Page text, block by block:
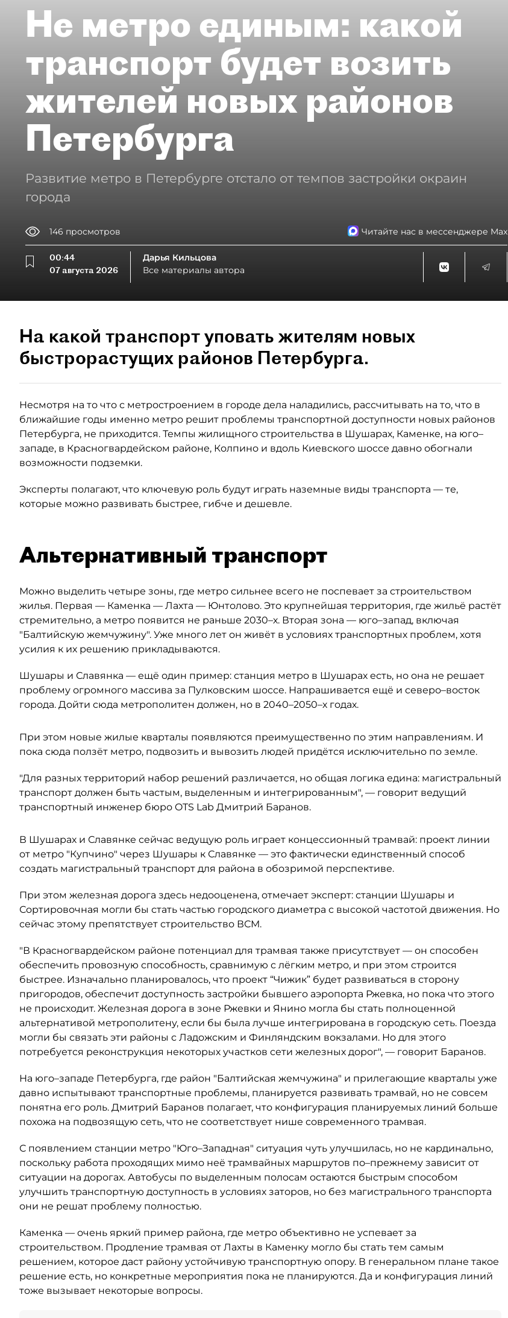
Не метро единым: какой
транспорт будет возить
жителей новых районов
Петербурга
Развитие метро в Петербурге отстало от темпов застройки окраин
города
146 просмотров Читайте нас в мессенджере Max
00:44
07 августа 2026
Дарья Кильцова
Все материалы автора
На какой транспорт уповать жителям новых
быстрорастущих районов Петербурга.
Несмотря на то что с метростроением в городе дела наладились, рассчитывать на то, что в
ближайшие годы именно метро решит проблемы транспортной доступности новых районов
Петербурга, не приходится. Темпы жилищного строительства в Шушарах, Каменке, на юго–
западе, в Красногвардейском районе, Колпино и вдоль Киевского шоссе давно обогнали
возможности подземки.
Эксперты полагают, что ключевую роль будут играть наземные виды транспорта — те,
которые можно развивать быстрее, гибче и дешевле.
Альтернативный транспорт
Можно выделить четыре зоны, где метро сильнее всего не поспевает за строительством
жилья. Первая — Каменка — Лахта — Юнтолово. Это крупнейшая территория, где жильё растёт
стремительно, а метро появится не раньше 2030–х. Вторая зона — юго–запад, включая
"Балтийскую жемчужину". Уже много лет он живёт в условиях транспортных проблем, хотя
усилия к их решению прикладываются.
Шушары и Славянка — ещё один пример: станция метро в Шушарах есть, но она не решает
проблему огромного массива за Пулковским шоссе. Напрашивается ещё и северо–восток
города. Дойти сюда метрополитен должен, но в 2040–2050–х годах.
При этом новые жилые кварталы появляются преимущественно по этим направлениям. И
пока сюда ползёт метро, подвозить и вывозить людей придётся исключительно по земле.
"Для разных территорий набор решений различается, но общая логика едина: магистральный
транспорт должен быть частым, выделенным и интегрированным", — говорит ведущий
транспортный инженер бюро OTS Lab Дмитрий Баранов.
В Шушарах и Славянке сейчас ведущую роль играет концессионный трамвай: проект линии
от метро "Купчино" через Шушары к Славянке — это фактически единственный способ
создать магистральный транспорт для района в обозримой перспективе.
При этом железная дорога здесь недооценена, отмечает эксперт: станции Шушары и
Сортировочная могли бы стать частью городского диаметра с высокой частотой движения. Но
сейчас этому препятствует строительство ВСМ.
"В Красногвардейском районе потенциал для трамвая также присутствует — он способен
обеспечить провозную способность, сравнимую с лёгким метро, и при этом строится
быстрее. Изначально планировалось, что проект “Чижик” будет развиваться в сторону
пригородов, обеспечит доступность застройки бывшего аэропорта Ржевка, но пока что этого
не происходит. Железная дорога в зоне Ржевки и Янино могла бы стать полноценной
альтернативой метрополитену, если бы была лучше интегрирована в городскую сеть. Поезда
могли бы связать эти районы с Ладожским и Финляндским вокзалами. Но для этого
потребуется реконструкция некоторых участков сети железных дорог", — говорит Баранов.
На юго–западе Петербурга, где район "Балтийская жемчужина" и прилегающие кварталы уже
давно испытывают транспортные проблемы, планируется развивать трамвай, но не совсем
понятна его роль. Дмитрий Баранов полагает, что конфигурация планируемых линий больше
похожа на подвозящую сеть, что не соответствует нише современного трамвая.
С появлением станции метро "Юго–Западная" ситуация чуть улучшилась, но не кардинально,
поскольку работа проходящих мимо неё трамвайных маршрутов по–прежнему зависит от
ситуации на дорогах. Автобусы по выделенным полосам остаются быстрым способом
улучшить транспортную доступность в условиях заторов, но без магистрального транспорта
они не решат проблему полностью.
Каменка — очень яркий пример района, где метро объективно не успевает за
строительством. Продление трамвая от Лахты в Каменку могло бы стать тем самым
решением, которое даст району устойчивую транспортную опору. В генеральном плане такое
решение есть, но конкретные мероприятия пока не планируются. Да и конфигурация линий
тоже вызывает некоторые вопросы.